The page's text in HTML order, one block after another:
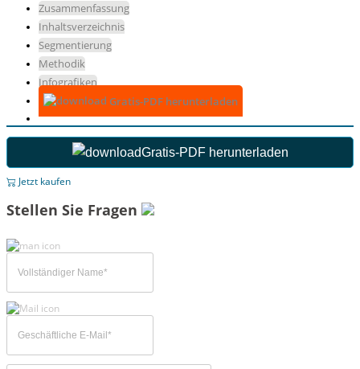
Zusammenfassung
Inhaltsverzeichnis
Segmentierung
Methodik
Infografiken
Gratis-PDF herunterladen
Gratis-PDF herunterladen
Jetzt kaufen
Stellen Sie Fragen